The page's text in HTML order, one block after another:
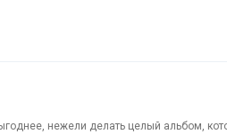
нежели делать целый альбом,